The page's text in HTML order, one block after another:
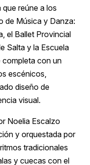
reúne a los
de Música y Danza:
el Ballet Provincial
Salta y la Escuela
completa con un
escénicos,
diseño de
visual.
Noelia Escalzo
y orquestada por
tradicionales
y cuecas con el